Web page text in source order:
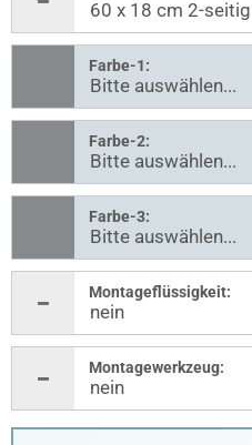
Farbe-1:
Farbe-2:
Farbe-3:
Montageflüssigkeit:
Montagewerkzeug: